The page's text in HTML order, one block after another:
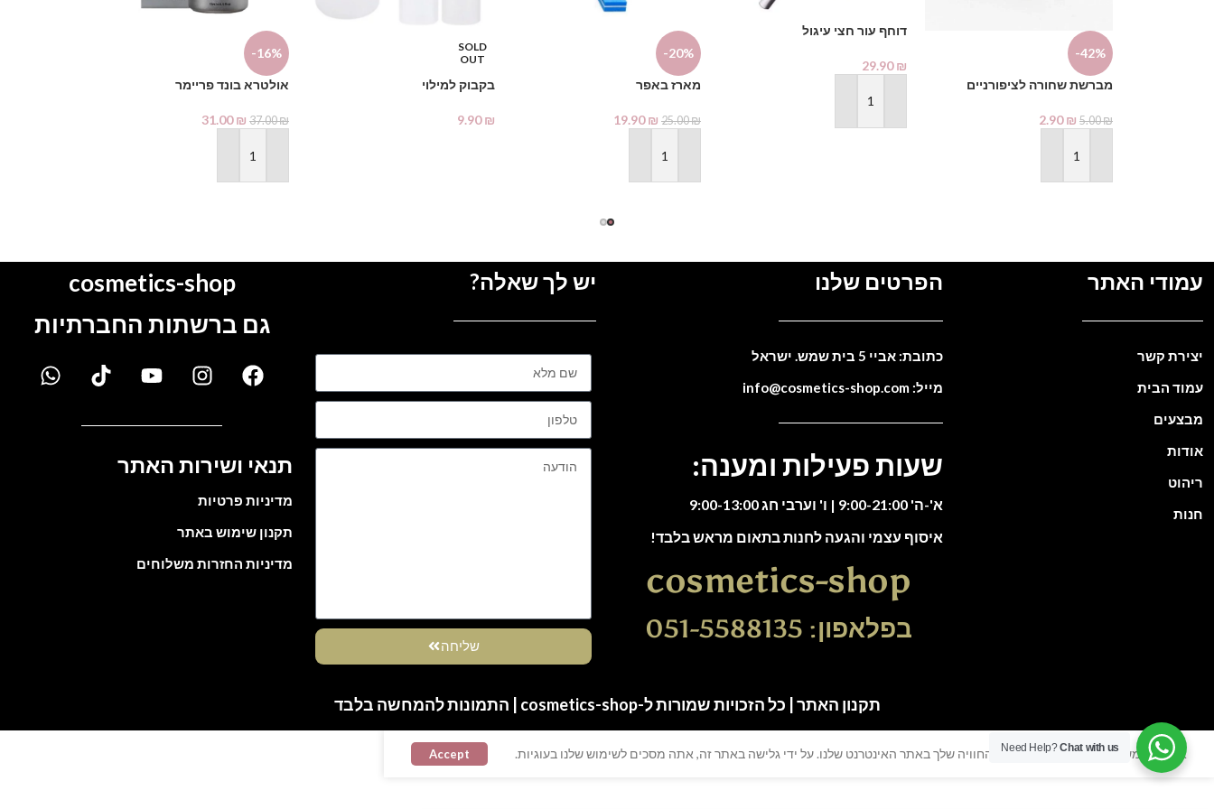
-42%
מברשת שחורה לציפורניים
5.00₪
2.90₪
הוספה לסל
דוחף עור חצי עיגול
29.90₪
הוספה לסל
-20%
מארז באפר
25.00₪
19.90₪
הוספה לסל
SOLD
OUT
בקבוק למילוי
9.90₪
-16%
אולטרא בונד פריימר
37.00₪
31.00₪
הוספה לסל
עמודי האתר
יצירת קשר
עמוד הבית
מבצעים
אודות
ריהוט
חנות
הפרטים שלנו
כתובת: אביי 5 בית שמש. ישראל
מייל: info@cosmetics-shop.com
שעות פעילות ומענה:
א'-ה' 9:00-21:00 | ו' וערבי חג 9:00-13:00
איסוף עצמי והגעה לחנות בתאום מראש בלבד!
cosmetics-shop
בפלאפון: 051-5588135
יש לך שאלה?
שליחה
cosmetics-shop
גם ברשתות החברתיות
תנאי ושירות האתר
מדיניות פרטיות
תקנון שימוש באתר
מדיניות החזרות משלוחים
תקנון האתר | כל הזכויות שמורות ל-cosmetics-shop | התמונות להמחשה בלבד
אנו משתמשים בעוגיות כדי לשפר את החוויה שלך באתר האינטרנט שלנו. על ידי גלישה באתר זה, אתה מסכים לשימוש שלנו בעוגיות. Accept Need Help?Chat with us